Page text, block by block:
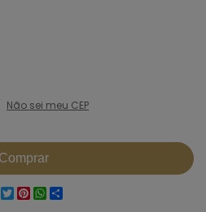
Facebook
Twitter
Pinterest
WhatsApp